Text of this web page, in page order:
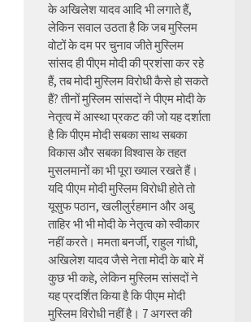
के अखिलेश यादव आदि भी लगाते हैं,
लेकिन सवाल उठता है कि जब मुस्लिम
वोटों के दम पर चुनाव जीते मुस्लिम
सांसद ही पीएम मोदी की प्रशंसा कर रहे
हैं, तब मोदी मुस्लिम विरोधी कैसे हो सकते
हैं? तीनों मुस्लिम सांसदों ने पीएम मोदी के
नेतृत्व में आस्था प्रकट की जो यह दर्शाता
है कि पीएम मोदी सबका साथ सबका
विकास और सबका विश्वास के तहत
मुसलमानों का भी पूरा ख्याल रखते हैं।
यदि पीएम मोदी मुस्लिम विरोधी होते तो
यूसुफ पठान, खलीलुर्रहमान और अबु
ताहिर भी भी मोदी के नेतृत्व को स्वीकार
नहीं करते। ममता बनर्जी, राहुल गांधी,
अखिलेश यादव जैसे नेता मोदी के बारे में
कुछ भी कहे, लेकिन मुस्लिम सांसदों ने
यह प्रदर्शित किया है कि पीएम मोदी
मुस्लिम विरोधी नहीं है। 7 अगस्त की